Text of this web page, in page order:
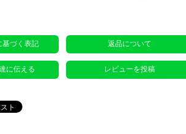
基づく表記 返品について
に伝える レビューを投稿